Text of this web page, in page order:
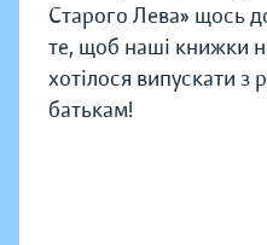
Старого Лева» щось
те, щоб наші книжки
хотілося випускати з
батькам!